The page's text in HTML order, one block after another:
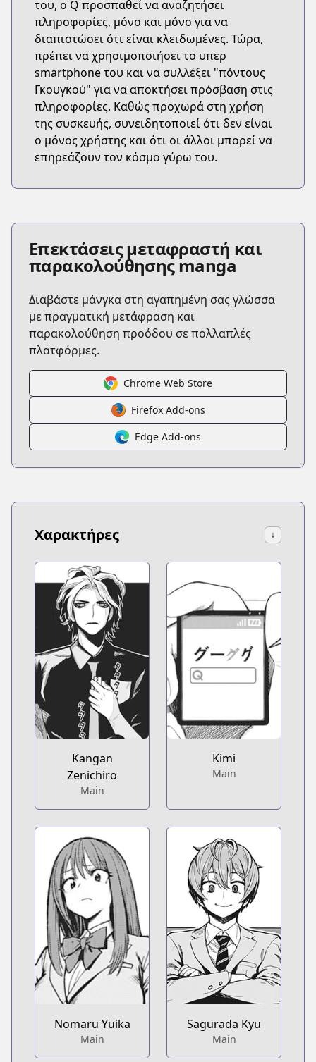
του, ο Q προσπαθεί να αναζητήσει
πληροφορίες, μόνο και μόνο για να
διαπιστώσει ότι είναι κλειδωμένες. Τώρα,
πρέπει να χρησιμοποιήσει το υπερ
smartphone του και να συλλέξει "πόντους
Γκουγκού" για να αποκτήσει πρόσβαση στις
πληροφορίες. Καθώς προχωρά στη χρήση
της συσκευής, συνειδητοποιεί ότι δεν είναι
ο μόνος χρήστης και ότι οι άλλοι μπορεί να
επηρεάζουν τον κόσμο γύρω του.
Επεκτάσεις μεταφραστή και
παρακολούθησης manga
Διαβάστε μάνγκα στη αγαπημένη σας γλώσσα
με πραγματική μετάφραση και
παρακολούθηση προόδου σε πολλαπλές
πλατφόρμες.
Chrome Web Store
Firefox Add-ons
Edge Add-ons
Χαρακτήρες ↓
Kangan
Zenichiro
Main
Kimi
Main
Nomaru Yuika
Main
Sagurada Kyu
Main